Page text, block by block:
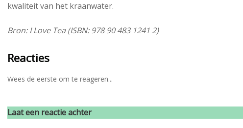
kwaliteit van het kraanwater.
Bron: I Love Tea (ISBN: 978 90 483 1241 2)
Reacties
Wees de eerste om te reageren...
Laat een reactie achter